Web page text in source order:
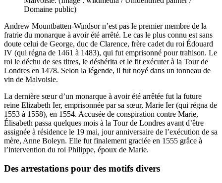
Domaine public)
Andrew Mountbatten-Windsor n’est pas le premier membre de la
fratrie du monarque à avoir été arrêté. Le cas le plus connu est sans
doute celui de George, duc de Clarence, frère cadet du roi Édouard
IV (qui régna de 1461 à 1483), qui fut emprisonné pour trahison. Le
roi le déchu de ses titres, le déshérita et le fit exécuter à la Tour de
Londres en 1478. Selon la légende, il fut noyé dans un tonneau de
vin de Malvoisie.
La dernière sœur d’un monarque à avoir été arrêtée fut la future
reine Elizabeth Ier, emprisonnée par sa sœur, Marie Ier (qui régna de
1553 à 1558), en 1554. Accusée de conspiration contre Marie,
Élisabeth passa quelques mois à la Tour de Londres avant d’être
assignée à résidence le 19 mai, jour anniversaire de l’exécution de sa
mère, Anne Boleyn. Elle fut finalement graciée en 1555 grâce à
l’intervention du roi Philippe, époux de Marie.
Des arrestations pour des motifs divers